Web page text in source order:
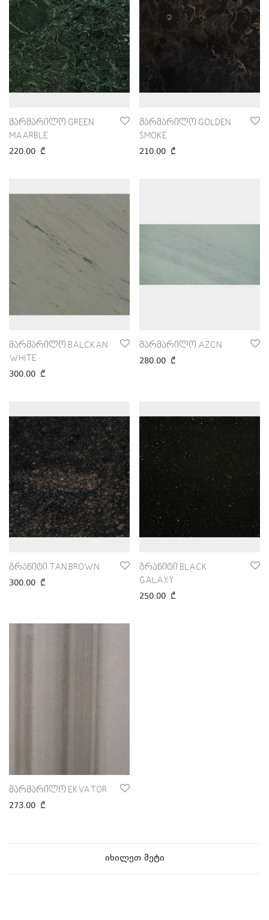
400₾-500₾
500₾- 600₾
600₾-700₾
700₾-800₾
800₾+
მარმარილო GREEN
MAARBLE
220.00 ₾
მარმარილო GOLDEN
SMOKE
210.00 ₾
მარმარილო BALCKAN
WHITE
300.00 ₾
მარმარილო AZCN
280.00 ₾
გრანიტი TAN BROWN
300.00 ₾
გრანიტი BLACK
GALAXY
250.00 ₾
მარმარილო EKVATOR
273.00 ₾
იხილეთ მეტი